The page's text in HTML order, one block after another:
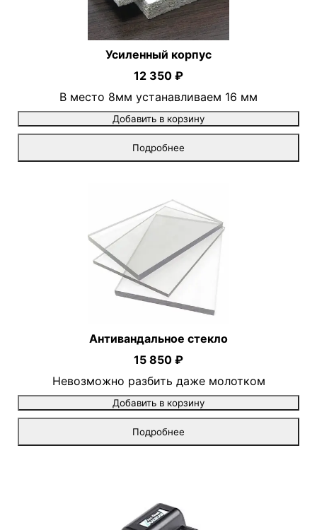
Усиленный корпус
12 350 ₽
В место 8мм устанавливаем 16 мм
Добавить в корзину
Подробнее
Антивандальное стекло
15 850 ₽
Невозможно разбить даже молотком
Добавить в корзину
Подробнее